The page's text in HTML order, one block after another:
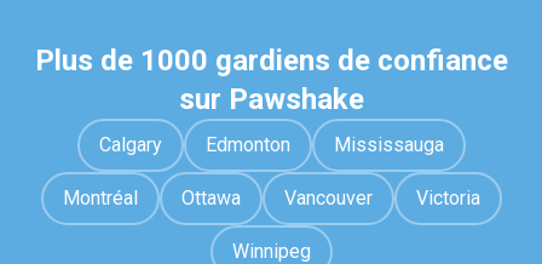
Plus de 1000 gardiens de confiance
sur Pawshake
Calgary Edmonton Mississauga
Montréal Ottawa Vancouver Victoria
Winnipeg